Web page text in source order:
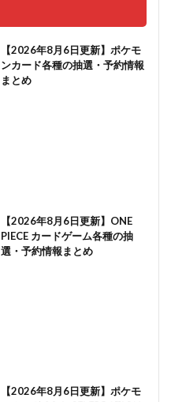
【2026年8月6日更新】ポケモ
ンカード各種の抽選・予約情報
まとめ
【2026年8月6日更新】ONE
PIECE カードゲーム各種の抽
選・予約情報まとめ
【2026年8月6日更新】ポケモ